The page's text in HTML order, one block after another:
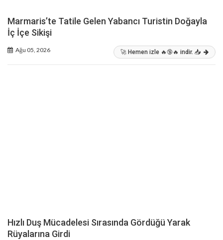
Marmaris’te Tatile Gelen Yabancı Turistin Doğayla
İç İçe Sikişi
Ağu 05, 2026 🚀 Hemen izle 🔥🔞🔥 indir. 📥
Hızlı Duş Mücadelesi Sırasında Gördüğü Yarak
Rüyalarına Girdi